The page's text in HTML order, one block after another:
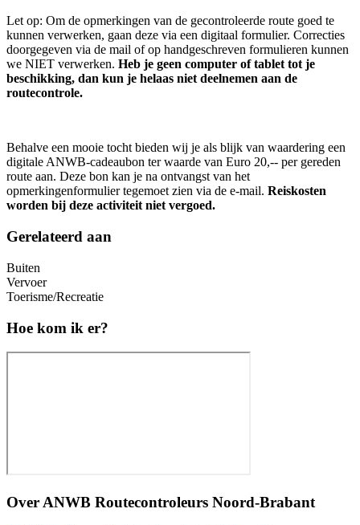
Let op: Om de opmerkingen van de gecontroleerde route goed te
kunnen verwerken, gaan deze via een digitaal formulier. Correcties
doorgegeven via de mail of op handgeschreven formulieren kunnen
we NIET verwerken. Heb je geen computer of tablet tot je
beschikking, dan kun je helaas niet deelnemen aan de
routecontrole.
Behalve een mooie tocht bieden wij je als blijk van waardering een
digitale ANWB-cadeaubon ter waarde van Euro 20,-- per gereden
route aan. Deze bon kan je na ontvangst van het
opmerkingenformulier tegemoet zien via de e-mail. Reiskosten
worden bij deze activiteit niet vergoed.
Gerelateerd aan
Buiten
Vervoer
Toerisme/Recreatie
Hoe kom ik er?
Over ANWB Routecontroleurs Noord-Brabant